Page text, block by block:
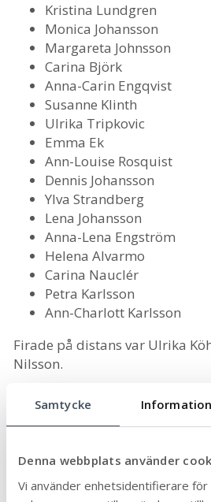
Samtycke Information
Denna webbplats använder
Vi använder enhetsidentifierare
Kristina Lundgren
Monica Johansson
Margareta Johnsson
Carina Björk
Anna-Carin Engqvist
Susanne Klinth
Ulrika Tripkovic
Emma Ek
Ann-Louise Rosquist
Dennis Johansson
Ylva Strandberg
Lena Johansson
Anna-Lena Engström
Helena Alvarmo
Carina Nauclér
Petra Karlsson
Ann-Charlott Karlsson
Firade på distans var Ulrika
Nilsson.
Mörbylånga kommun är stolta
medarbetare och ser fram
engagemang, er lojalitet och
ni har haft på kommunens
gör verklig skillnad!